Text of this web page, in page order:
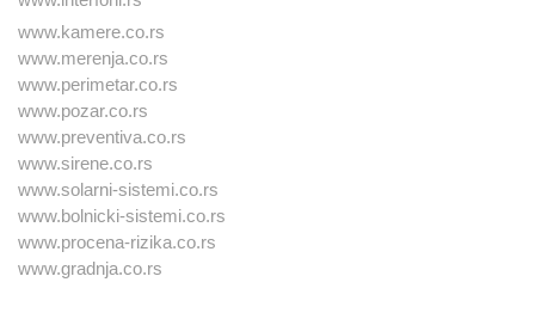
www.kamere.co.rs
www.merenja.co.rs
www.perimetar.co.rs
www.pozar.co.rs
www.preventiva.co.rs
www.sirene.co.rs
www.solarni-sistemi.co.rs
www.bolnicki-sistemi.co.rs
www.procena-rizika.co.rs
www.gradnja.co.rs